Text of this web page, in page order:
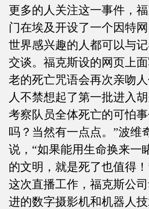
更多的人关注这一事件，
门在埃及开设了一个因特
世界感兴趣的人都可以与
交谈。福克斯设的网页上
老的死亡咒语会再次亲吻
人不禁想起了第一批进入
考察队员全体死亡的可怕
吗？当然有一点点。”波维
说，“如果能用生命换来一
的文明，就是死了也值得
这次直播工作，福克斯公
进的数字摄影机和机器人